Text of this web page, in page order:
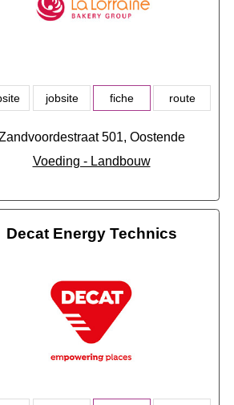
jobsite fiche route
501, Oostende
Voeding - Landbouw
Decat Energy Technics